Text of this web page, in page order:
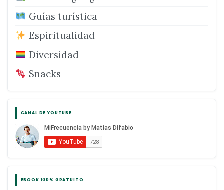
Guías turística
Espiritualidad
Diversidad
Snacks
CANAL DE YOUTUBE
EBOOK 100% GRATUITO